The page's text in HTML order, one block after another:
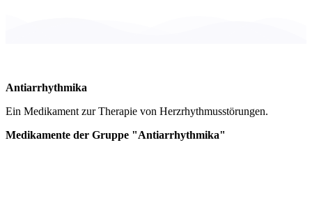
Antiarrhythmika
Ein Medikament zur Therapie von Herzrhythmusstörungen.
Medikamente der Gruppe "Antiarrhythmika"